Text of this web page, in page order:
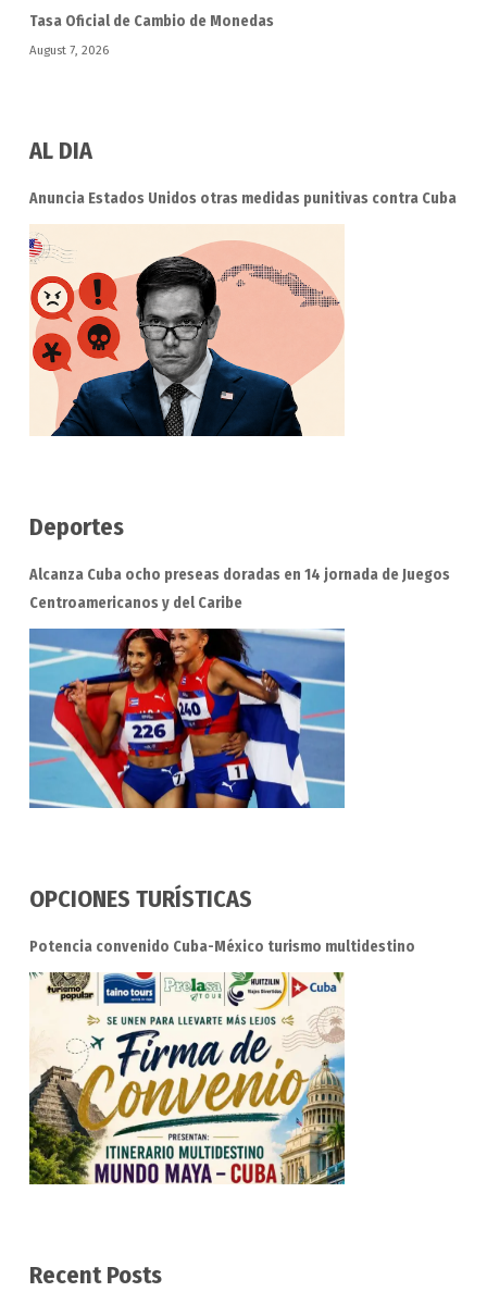
Tasa Oficial de Cambio de Monedas
August 7, 2026
AL DIA
Anuncia Estados Unidos otras medidas punitivas contra Cuba
Deportes
Alcanza Cuba ocho preseas doradas en 14 jornada de Juegos
Centroamericanos y del Caribe
OPCIONES TURÍSTICAS
Potencia convenido Cuba-México turismo multidestino
Recent Posts